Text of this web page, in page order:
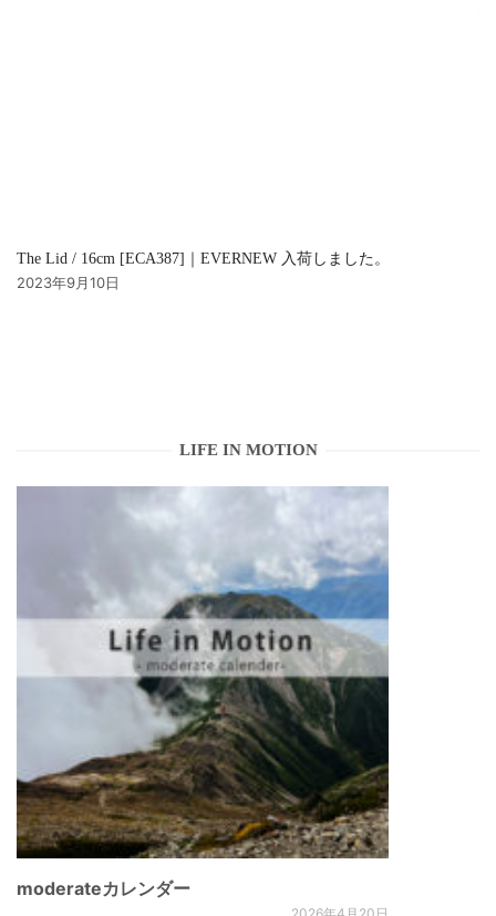
The Lid / 16cm [ECA387]｜EVERNEW 入荷しました。
2023年9月10日
LIFE IN MOTION
moderateカレンダー